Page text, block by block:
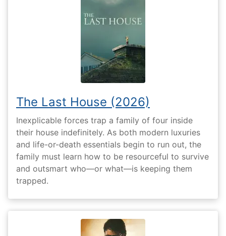
The Last House (2026)
Inexplicable forces trap a family of four inside
their house indefinitely. As both modern luxuries
and life-or-death essentials begin to run out, the
family must learn how to be resourceful to survive
and outsmart who—or what—is keeping them
trapped.